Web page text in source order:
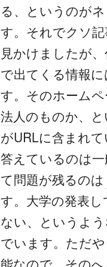
る、というのが
す。それでクソ
見かけましたが
で出てくる情報
す。そのホーム
法人のものか、
がURLに含まれ
答えているのは
て問題が残るのは
す。大学の発表
ない、というよ
でいます。ただ
能なので、その